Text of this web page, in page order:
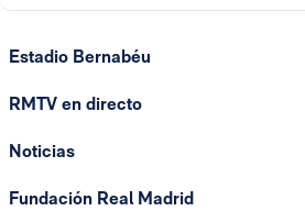
Estadio Bernabéu
RMTV en directo
Noticias
Fundación Real Madrid